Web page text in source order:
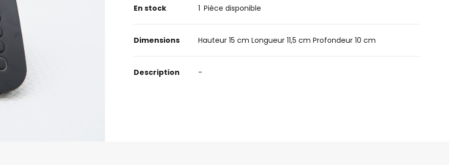
En stock 1 Pièce disponible
Dimensions Hauteur 15 cm Longueur 11,5 cm Profondeur 10 cm
Description -